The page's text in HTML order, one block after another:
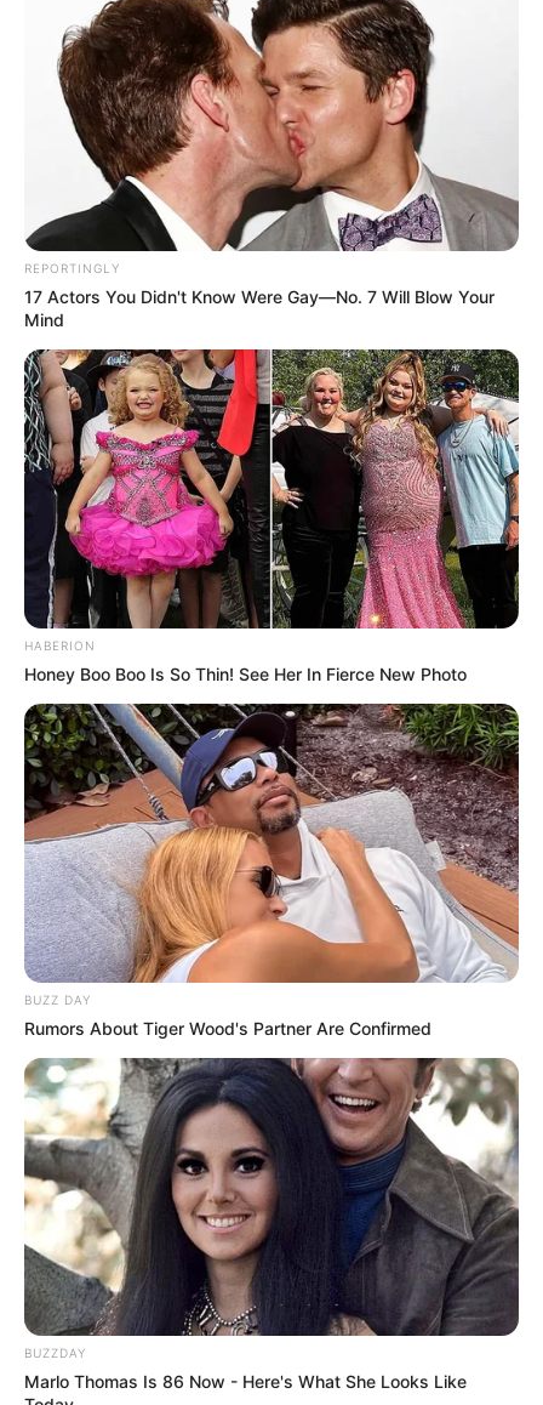
REPORTINGLY
17 Actors You Didn't Know Were Gay—No. 7 Will Blow Your
Mind
HABERION
Honey Boo Boo Is So Thin! See Her In Fierce New Photo
BUZZ DAY
Rumors About Tiger Wood's Partner Are Confirmed
BUZZDAY
Marlo Thomas Is 86 Now - Here's What She Looks Like